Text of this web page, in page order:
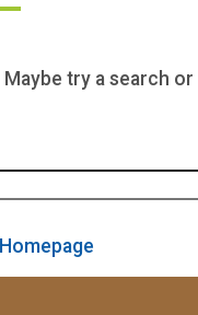
try a search
Homepage